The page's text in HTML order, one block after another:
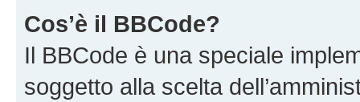
Cos’è il BBCode?
Il BBCode è una speciale
soggetto alla scelta